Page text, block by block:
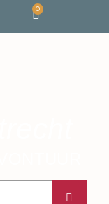
0